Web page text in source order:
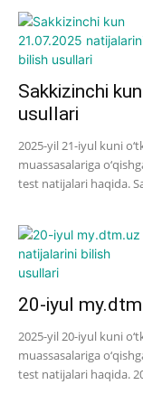
Sakkizinchi
usullari
2025-yil 21-iyul kuni
muassasalariga
test natijalari haqida.
20-iyul
2025-yil 20-iyul kuni
muassasalariga
test natijalari haqida.